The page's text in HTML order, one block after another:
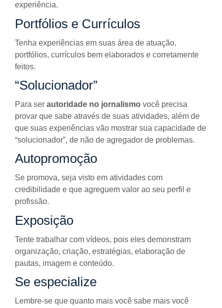
experiência.
Portfólios e Currículos
Tenha experiências em suas área de atuação,
portfólios, currículos bem elaborados e corretamente
feitos.
“Solucionador”
Para ser autoridade no jornalismo você precisa
provar que sabe através de suas atividades, além de
que suas experiências vão mostrar sua capacidade de
“solucionador”, de não de agregador de problemas.
Autopromoção
Se promova, seja visto em atividades com
credibilidade e que agreguem valor ao seu perfil e
profissão.
Exposição
Tente trabalhar com vídeos, pois eles demonstram
organização, criação, estratégias, elaboração de
pautas, imagem e conteúdo.
Se especialize
Lembre-se que quanto mais você sabe mais você